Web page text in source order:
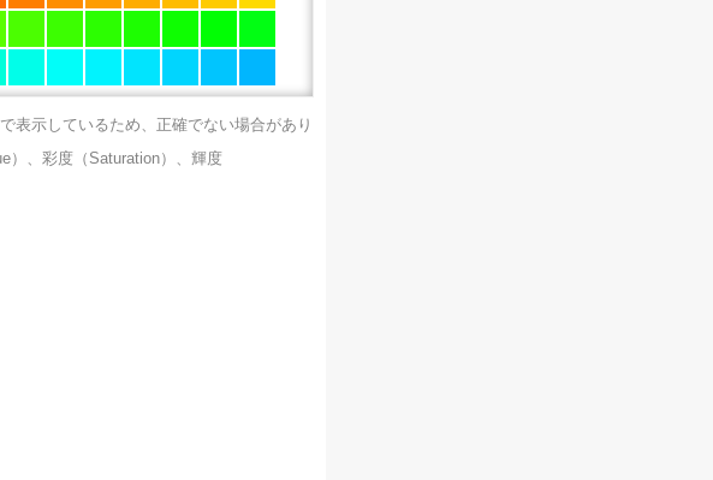
表示しているため、正確でない場合があり
）、彩度（Saturation）、輝度